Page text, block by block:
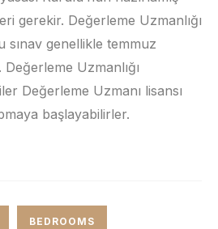
gerekir. Değerleme Uzmanlığı
sınav genellikle temmuz
Uzmanlığı
Değerleme Uzmanı lisansı
başlayabilirler.
BEDROOMS